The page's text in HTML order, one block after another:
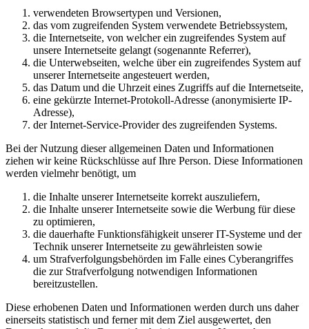
verwendeten Browsertypen und Versionen,
das vom zugreifenden System verwendete Betriebssystem,
die Internetseite, von welcher ein zugreifendes System auf
unsere Internetseite gelangt (sogenannte Referrer),
die Unterwebseiten, welche über ein zugreifendes System auf
unserer Internetseite angesteuert werden,
das Datum und die Uhrzeit eines Zugriffs auf die Internetseite,
eine gekürzte Internet-Protokoll-Adresse (anonymisierte IP-
Adresse),
der Internet-Service-Provider des zugreifenden Systems.
Bei der Nutzung dieser allgemeinen Daten und Informationen
ziehen wir keine Rückschlüsse auf Ihre Person. Diese Informationen
werden vielmehr benötigt, um
die Inhalte unserer Internetseite korrekt auszuliefern,
die Inhalte unserer Internetseite sowie die Werbung für diese
zu optimieren,
die dauerhafte Funktionsfähigkeit unserer IT-Systeme und der
Technik unserer Internetseite zu gewährleisten sowie
um Strafverfolgungsbehörden im Falle eines Cyberangriffes
die zur Strafverfolgung notwendigen Informationen
bereitzustellen.
Diese erhobenen Daten und Informationen werden durch uns daher
einerseits statistisch und ferner mit dem Ziel ausgewertet, den